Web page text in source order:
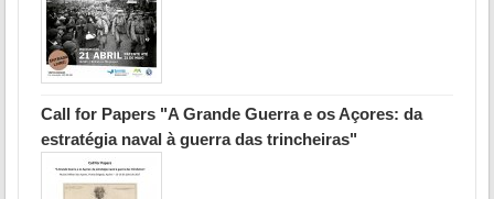
Call for Papers "A Grande Guerra e os Açores: da
estratégia naval à guerra das trincheiras"